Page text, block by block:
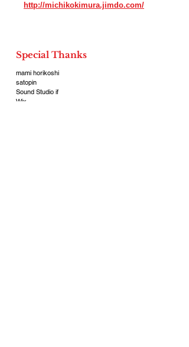
http://michikokimura.jimdo.com/
Special Thanks
mami horikoshi
satopin
​Sound Studio if
Wix